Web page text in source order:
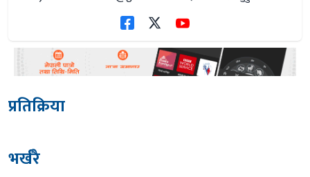
प्रतिक्रिया
भर्खरै